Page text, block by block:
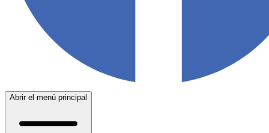
Abrir el menú principal